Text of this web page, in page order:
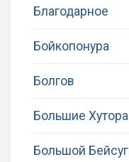
Благодарное
Бойкопонура
Болгов
Большие Хутора
Большой Бейсуг